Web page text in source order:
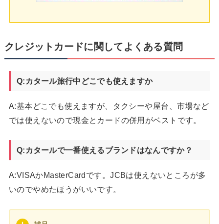
クレジットカードに関してよくある質問
Q:カタール旅行中どこでも使えますか
A:基本どこでも使えますが、タクシーや屋台、市場など
では使えないので現金とカードの併用がベストです。
Q:カタールで一番使えるブランドはなんですか？
A:VISAかMasterCardです。JCBは使えないところが多
いのでやめたほうがいいです。